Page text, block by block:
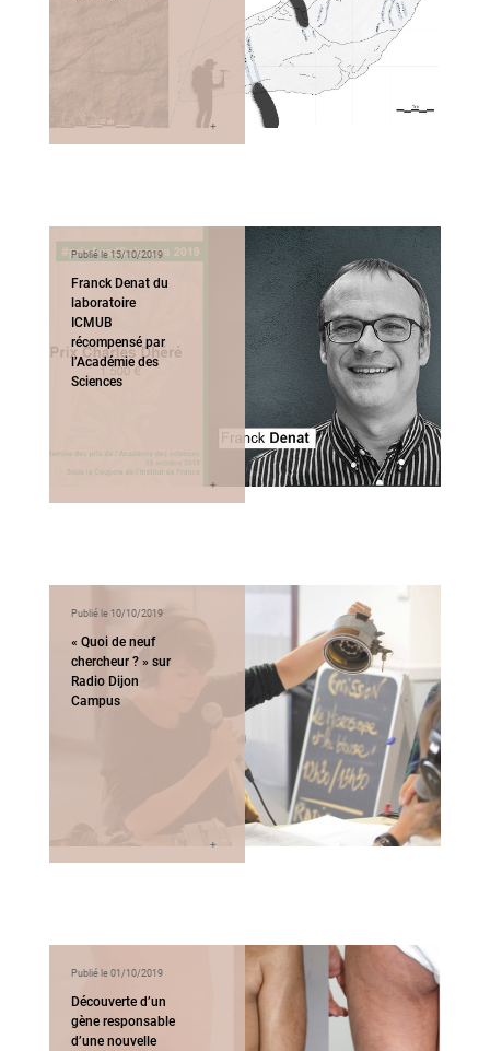
Publié le 15/10/2019
Franck Denat du
laboratoire
ICMUB
récompensé par
l’Académie des
Sciences
Publié le 10/10/2019
« Quoi de neuf
chercheur ? » sur
Radio Dijon
Campus
Publié le 01/10/2019
Découverte d’un
gène responsable
d’une nouvelle